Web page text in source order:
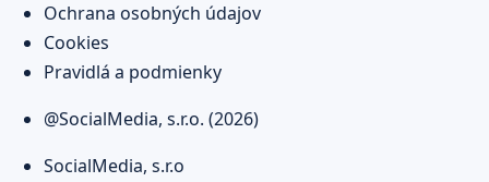
Ochrana osobných údajov
Cookies
Pravidlá a podmienky
@SocialMedia, s.r.o. (2026)
SocialMedia, s.r.o